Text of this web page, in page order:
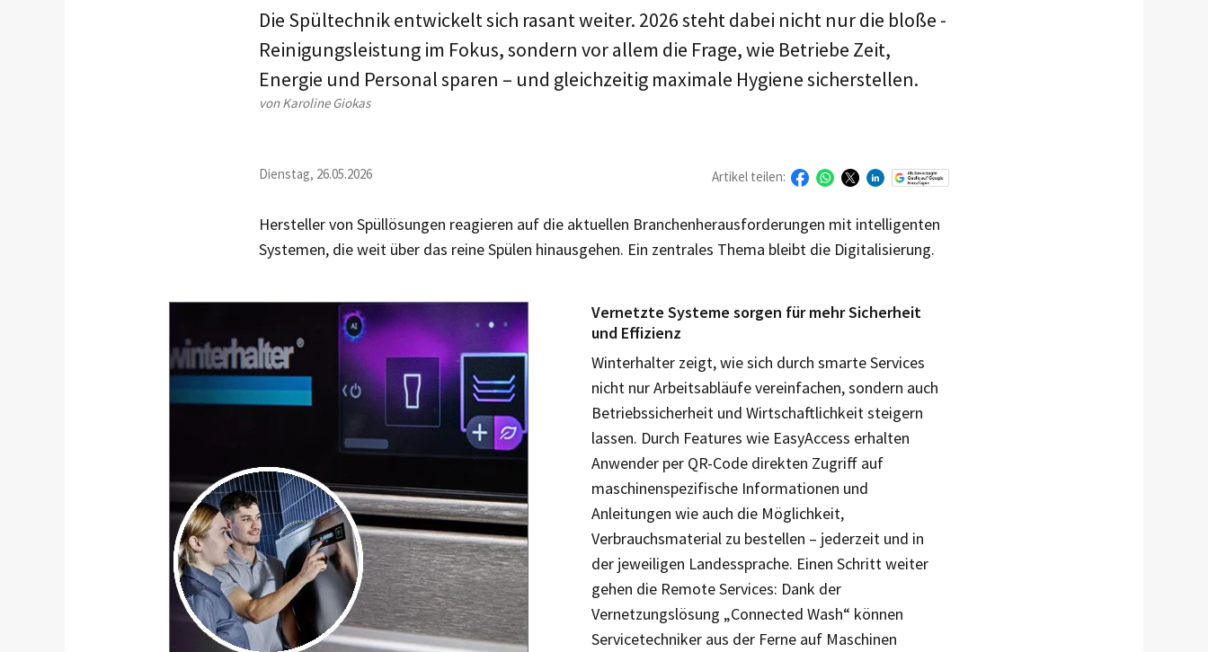
Die Spültechnik entwickelt sich rasant weiter. 2026 steht dabei nicht nur die bloße ­
Reinigungsleistung im Fokus, sondern vor allem die Frage, wie Betriebe Zeit,
Energie und Personal sparen – und gleichzeitig maximale Hygiene sicherstellen.
von Karoline Giokas
Dienstag, 26.05.2026 Artikel teilen:
Hersteller von Spüllösungen reagieren auf die aktuellen Branchenherausforderungen mit intelligenten
Systemen, die weit über das reine Spülen hinausgehen. Ein zentrales Thema bleibt die Digitalisierung.
Vernetzte Systeme sorgen für mehr Sicherheit
und Effizienz
Winterhalter zeigt, wie sich durch smarte Services
nicht nur Arbeitsabläufe vereinfachen, sondern auch
Betriebssicherheit und Wirtschaftlichkeit steigern
lassen. Durch Features wie EasyAccess erhalten
Anwender per QR-Code direkten Zugriff auf
maschinenspezifische Informationen und
Anleitungen wie auch die Möglichkeit,
Verbrauchsmaterial zu bestellen – jederzeit und in
der jeweiligen Landessprache. Einen Schritt weiter
gehen die Remote Services: Dank der
Vernetzungslösung „Connected Wash“ können
Servicetechniker aus der Ferne auf Maschinen